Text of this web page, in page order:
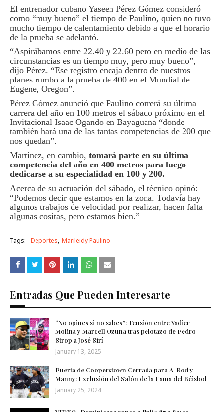
El entrenador cubano Yaseen Pérez Gómez consideró
como “muy bueno” el tiempo de Paulino, quien no tuvo
mucho tiempo de calentamiento debido a que el horario
de la prueba se adelantó.
“Aspirábamos entre 22.40 y 22.60 pero en medio de las
circunstancias es un tiempo muy, pero muy bueno”,
dijo Pérez. “Ese registro encaja dentro de nuestros
planes rumbo a la prueba de 400 en el Mundial de
Eugene, Oregon”.
Pérez Gómez anunció que Paulino correrá su última
carrera del año en 100 metros el sábado próximo en el
Invitacional Isaac Ogando en Bayaguana “donde
también hará una de las tantas competencias de 200 que
nos quedan”.
Martínez, en cambio, tomará parte en su última
competencia del año en 400 metros para luego
dedicarse a su especialidad en 100 y 200.
Acerca de su actuación del sábado, el técnico opinó:
“Podemos decir que estamos en la zona. Todavía hay
algunos trabajos de velocidad por realizar, hacen falta
algunas cositas, pero estamos bien.”
Tags: Deportes Marileidy Paulino
Entradas Que Pueden Interesarte
“No opines si no sabes”: Tensión entre Yadier
Molina y Marcell Ozuna tras pelotazo de Pedro
Strop a José Sirí
January 13, 2025
Puerta de Cooperstown Cerrada para A-Rod y
Manny: Exclusión del Salón de la Fama del Béisbol
January 25, 2024